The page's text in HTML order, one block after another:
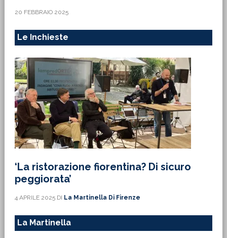
20 FEBBRAIO 2025
Le Inchieste
‘La ristorazione fiorentina? Di sicuro
peggiorata’
4 APRILE 2025DI La Martinella Di Firenze
La Martinella